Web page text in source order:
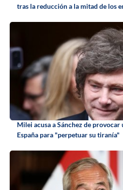
tras la reducción a la mitad de los
Milei acusa a Sánchez de
España para "perpetuar su tiranía"